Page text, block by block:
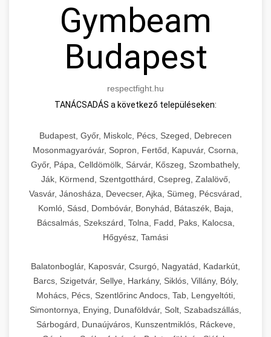
Gymbeam
Budapest
respectfight.hu
TANÁCSADÁS a következő településeken:
Budapest, Győr, Miskolc, Pécs, Szeged, Debrecen
Mosonmagyaróvár, Sopron, Fertőd, Kapuvár, Csorna,
Győr, Pápa, Celldömölk, Sárvár, Kőszeg, Szombathely,
Ják, Körmend, Szentgotthárd, Csepreg, Zalalövő,
Vasvár, Jánosháza, Devecser, Ajka, Sümeg, Pécsvárad,
Komló, Sásd, Dombóvár, Bonyhád, Bátaszék, Baja,
Bácsalmás, Szekszárd, Tolna, Fadd, Paks, Kalocsa,
Hőgyész, Tamási
Balatonboglár, Kaposvár, Csurgó, Nagyatád, Kadarkút,
Barcs, Szigetvár, Sellye, Harkány, Siklós, Villány, Bóly,
Mohács, Pécs, Szentlőrinc Andocs, Tab, Lengyeltóti,
Simontornya, Enying, Dunaföldvár, Solt, Szabadszállás,
Sárbogárd, Dunaújváros, Kunszentmiklós, Ráckeve,